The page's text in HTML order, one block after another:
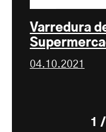
Varredura
04.10.2021
1